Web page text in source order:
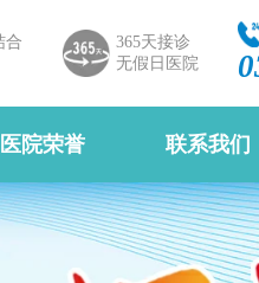
合
365天接诊
无假日医院
医院荣誉 联系我们